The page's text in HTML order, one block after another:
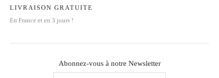
LIVRAISON GRATUITE
En France et en 3 jours !
Abonnez-vous à notre Newsletter